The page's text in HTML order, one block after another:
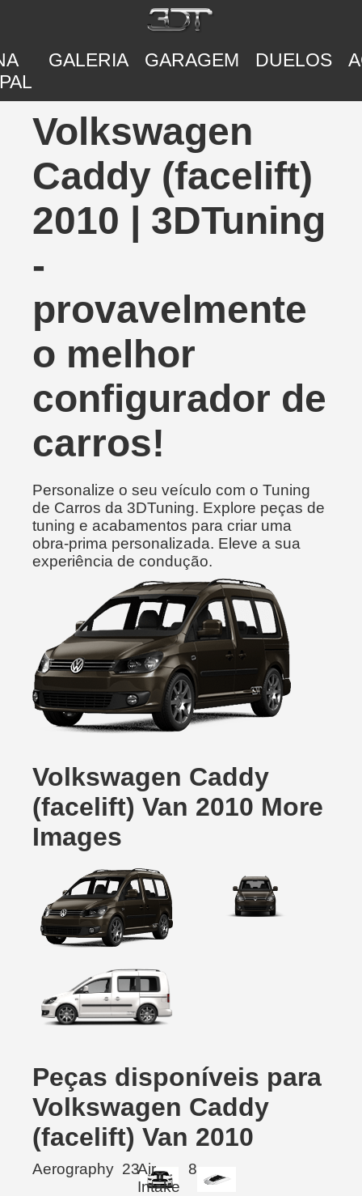
GALERIA GARAGEM DUELOS
Volkswagen
Caddy (facelift)
2010 | 3DTuning
-
provavelmente
o melhor
configurador de
carros!
Personalize o seu veículo com o Tuning
de Carros da 3DTuning. Explore peças de
tuning e acabamentos para criar uma
obra-prima personalizada. Eleve a sua
experiência de condução.
Volkswagen Caddy
(facelift) Van 2010 More
Images
Peças disponíveis para
Volkswagen Caddy
(facelift) Van 2010
Aerography 23Air
Intake
8